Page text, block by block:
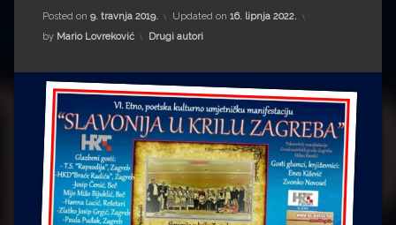
Drugi autori
Drugi autori
Matea Andrić
Ljiljana Lekanić-Kljaić
Željko Krznarić
Mario Lovreković
Posted on 9. travnja 2019. Updated on 16. lipnja 2022.
by Mario Lovreković Kategorije:
Drugi autori